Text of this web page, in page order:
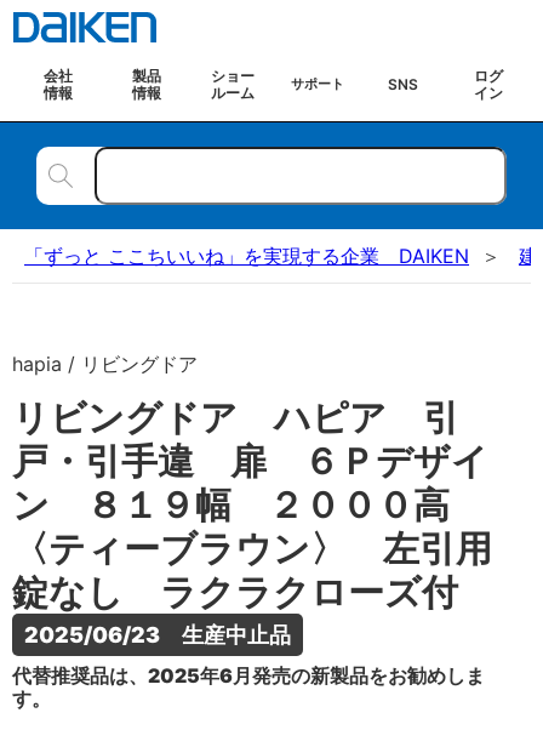
会社
情報
製品
情報
ショー
ルーム
サポート SNS
ログ
イン
「ずっと ここちいいね」を実現する企業 DAIKEN 建
hapia / リビングドア
リビングドア ハピア 引
戸・引手違 扉 ６Ｐデザイ
ン ８１９幅 ２０００高
〈ティーブラウン〉 左引用
錠なし ラクラクローズ付
2025/06/23　生産中止品
代替推奨品は、2025年6月発売の新製品をお勧めしま
す。